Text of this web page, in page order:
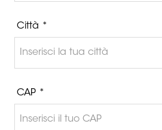
Città *
CAP *